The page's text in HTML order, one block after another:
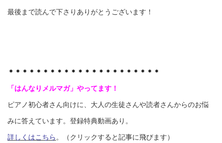
最後まで読んで下さりありがとうございます！
＊＊＊＊＊＊＊＊＊＊＊＊＊＊＊＊＊＊＊＊＊＊
「はんなりメルマガ」やってます！
ピアノ初心者さん向けに、大人の生徒さんや読者さんからのお悩
みに答えています。登録特典動画あり。
詳しくはこちら 。（クリックすると記事に飛びます）